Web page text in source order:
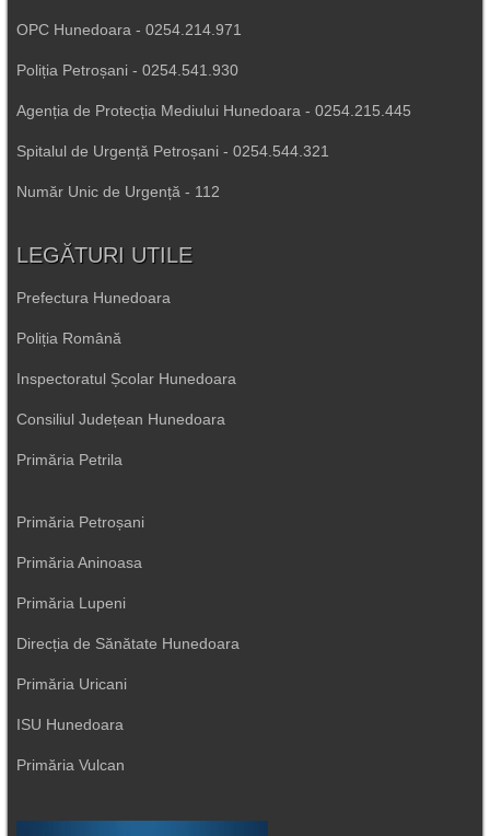
OPC Hunedoara - 0254.214.971
Poliția Petroșani - 0254.541.930
Agenția de Protecția Mediului Hunedoara - 0254.215.445
Spitalul de Urgență Petroșani - 0254.544.321
Număr Unic de Urgență - 112
LEGĂTURI UTILE
Prefectura Hunedoara
Poliția Română
Inspectoratul Școlar Hunedoara
Consiliul Județean Hunedoara
Primăria Petrila
Primăria Petroșani
Primăria Aninoasa
Primăria Lupeni
Direcția de Sănătate Hunedoara
Primăria Uricani
ISU Hunedoara
Primăria Vulcan